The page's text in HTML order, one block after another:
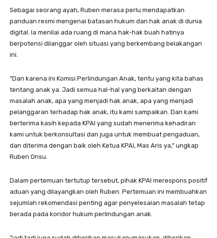
​Sebagai seorang ayah, Ruben merasa perlu mendapatkan
panduan resmi mengenai batasan hukum dan hak anak di dunia
digital. Ia menilai ada ruang di mana hak-hak buah hatinya
berpotensi dilanggar oleh situasi yang berkembang belakangan
ini.
​”Dan karena ini Komisi Perlindungan Anak, tentu yang kita bahas
tentang anak ya. Jadi semua hal-hal yang berkaitan dengan
masalah anak, apa yang menjadi hak anak, apa yang menjadi
pelanggaran terhadap hak anak, itu kami sampaikan. Dan kami
berterima kasih kepada KPAI yang sudah menerima kehadiran
kami untuk berkonsultasi dan juga untuk membuat pengaduan,
dan diterima dengan baik oleh Ketua KPAI, Mas Aris ya,” ungkap
Ruben Onsu.
​Dalam pertemuan tertutup tersebut, pihak KPAI merespons positif
aduan yang dilayangkan oleh Ruben. Pertemuan ini membuahkan
sejumlah rekomendasi penting agar penyelesaian masalah tetap
berada pada koridor hukum perlindungan anak.